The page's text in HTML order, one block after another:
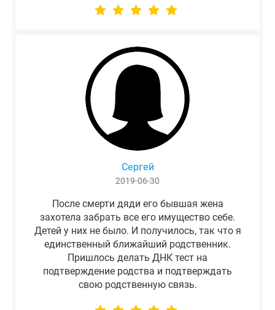
Сергей
2019-06-30
После смерти дяди его бывшая жена
захотела забрать все его имущество себе.
Детей у них не было. И получилось, так что я
единственный ближайший родственник.
Пришлось делать ДНК тест на
подтверждение родства и подтверждать
свою родственную связь.